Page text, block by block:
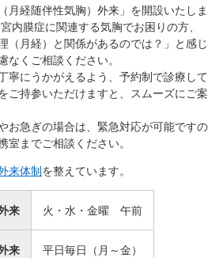
月経随伴性気胸）外来」を開設いたしま
内膜症に関連する気胸でお困りの方、
（月経）と関係があるのでは？」と感じ
くご相談ください。
寧にうかがえるよう、予約制で診療して
ご持参いただけますと、スムーズにご案
お急ぎの場合は、緊急対応が可能ですの
までご相談ください。
来体制を整えています。
来 火・水・金曜 午前
来 平日毎日（月～金）